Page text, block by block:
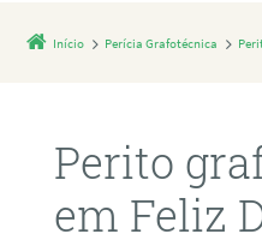
Início Perícia Grafotécnica
Perito
em Feliz